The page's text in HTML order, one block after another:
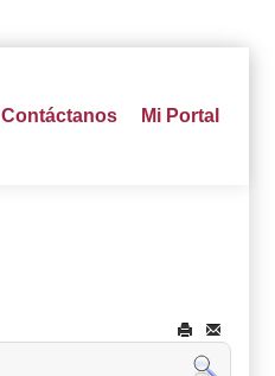
Contáctanos Mi Portal